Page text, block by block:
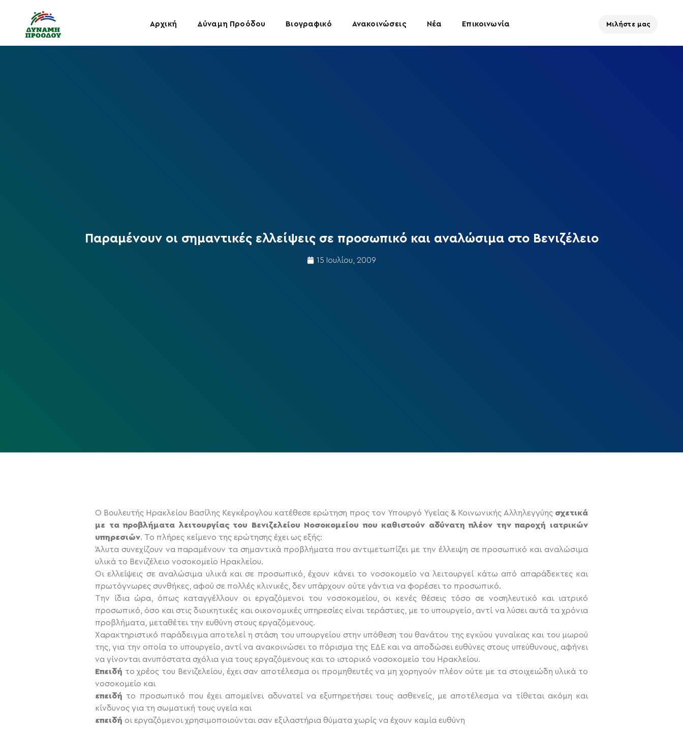
Αρχική Δύναμη Προόδου Βιογραφικό Ανακοινώσεις Νέα Επικοινωνία Μιλήστε μας
Παραμένουν οι σημαντικές ελλείψεις σε προσωπικό και αναλώσιμα στο Βενιζέλειο
15 Ιουλίου, 2009
Ο Βουλευτής Ηρακλείου Βασίλης Κεγκέρογλου κατέθεσε ερώτηση προς τον Υπουργό Υγείας & Κοινωνικής Αλληλεγγύης σχετικά
με τα προβλήματα λειτουργίας του Βενιζελείου Νοσοκομείου που καθιστούν αδύνατη πλέον την παροχή ιατρικών
υπηρεσιών. Το πλήρες κείμενο της ερώτησης έχει ως εξής:
Άλυτα συνεχίζουν να παραμένουν τα σημαντικά προβλήματα που αντιμετωπίζει με την έλλειψη σε προσωπικό και αναλώσιμα
υλικά το Βενιζέλειο νοσοκομείο Ηρακλείου.
Οι ελλείψεις σε αναλώσιμα υλικά και σε προσωπικό, έχουν κάνει το νοσοκομείο να λειτουργεί κάτω από απαράδεκτες και
πρωτόγνωρες συνθήκες, αφού σε πολλές κλινικές, δεν υπάρχουν ούτε γάντια να φορέσει το προσωπικό.
Την ίδια ώρα, όπως καταγγέλλουν οι εργαζόμενοι του νοσοκομείου, οι κενές θέσεις τόσο σε νοσηλευτικό και ιατρικό
προσωπικό, όσο και στις διοικητικές και οικονομικές υπηρεσίες είναι τεράστιες, με το υπουργείο, αντί να λύσει αυτά τα χρόνια
προβλήματα, μεταθέτει την ευθύνη στους εργαζόμενους.
Χαρακτηριστικό παράδειγμα αποτελεί η στάση του υπουργείου στην υπόθεση του θανάτου της εγκύου γυναίκας και του μωρού
της, για την οποία το υπουργείο, αντί να ανακοινώσει το πόρισμα της ΕΔΕ και να αποδώσει ευθύνες στους υπεύθυνους, αφήνει
να γίνονται ανυπόστατα σχόλια για τους εργαζόμενους και το ιστορικό νοσοκομείο του Ηρακλείου.
Επειδή το χρέος του Βενιζελείου, έχει σαν αποτέλεσμα οι προμηθευτές να μη χορηγούν πλέον ούτε με τα στοιχειώδη υλικά το
νοσοκομείο και
επειδή το προσωπικό που έχει απομείνει αδυνατεί να εξυπηρετήσει τους ασθενείς, με αποτέλεσμα να τίθεται ακόμη και
κίνδυνος για τη σωματική τους υγεία και
επειδή οι εργαζόμενοι χρησιμοποιούνται σαν εξιλαστήρια θύματα χωρίς να έχουν καμία ευθύνη